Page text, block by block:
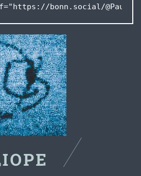
bonn.social/